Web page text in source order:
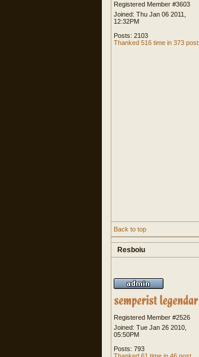
Registered Member #3603
Joined: Thu Jan 06 2011,
12:32PM
Posts: 2103
Thanked 516 time in 373 post
Back to top
Resboiu
Registered Member #2526
Joined: Tue Jan 26 2010,
05:50PM
Posts: 793